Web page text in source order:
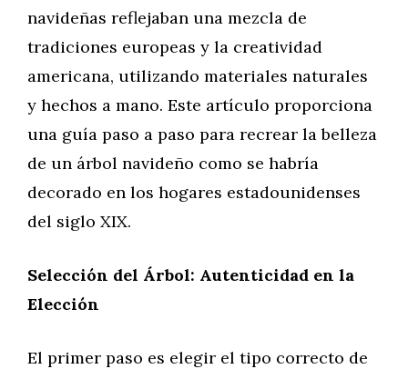
navideñas reflejaban una mezcla de
tradiciones europeas y la creatividad
americana, utilizando materiales naturales
y hechos a mano. Este artículo proporciona
una guía paso a paso para recrear la belleza
de un árbol navideño como se habría
decorado en los hogares estadounidenses
del siglo XIX.
Selección del Árbol: Autenticidad en la
Elección
El primer paso es elegir el tipo correcto de